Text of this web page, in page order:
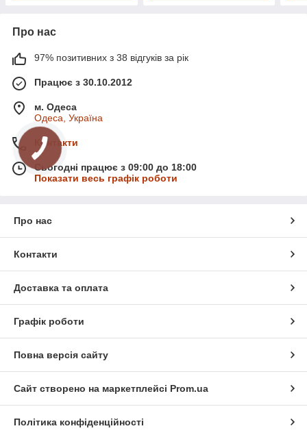
Про нас
97% позитивних з 38 відгуків за рік
Працює з 30.10.2012
м. Одеса
Одеса, Україна
Контакти
Сьогодні працює з 09:00 до 18:00
Показати весь графік роботи
Про нас
Контакти
Доставка та оплата
Графік роботи
Повна версія сайту
Сайт створено на маркетплейсі Prom.ua
Політика конфіденційності